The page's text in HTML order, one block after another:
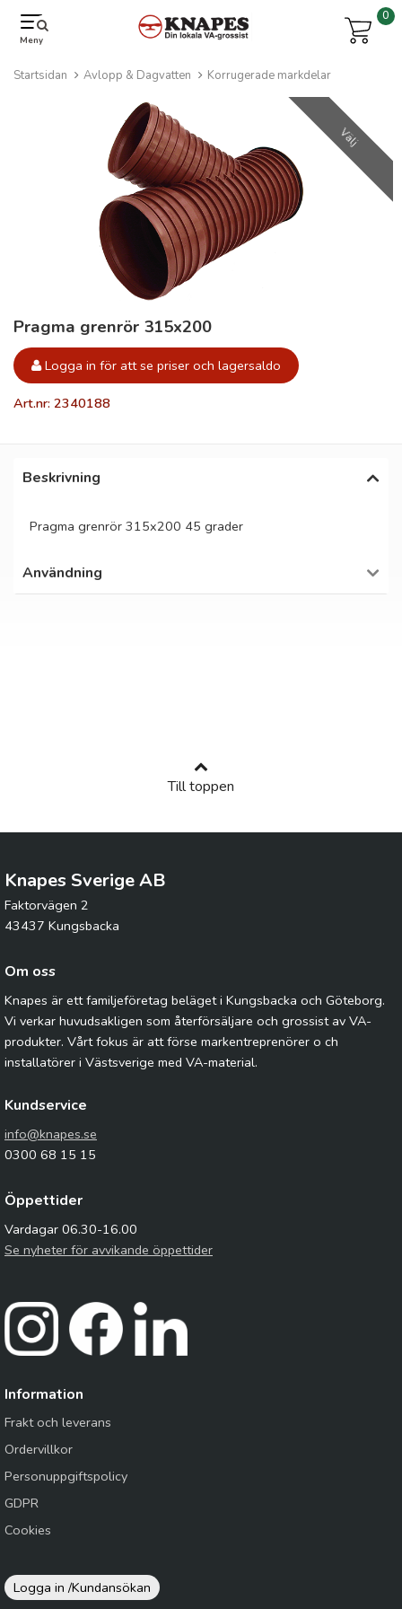
Meny
0
Startsidan Avlopp & Dagvatten Korrugerade markdelar
Välj
Pragma grenrör 315x200
Logga in för att se priser och lagersaldo
Art.nr: 2340188
Beskrivning
Pragma grenrör 315x200 45 grader
Användning
Till toppen
Knapes Sverige AB
Faktorvägen 2
43437 Kungsbacka
Om oss
Knapes är ett familjeföretag beläget i Kungsbacka och Göteborg.
Vi verkar huvudsakligen som återförsäljare och grossist av VA-
produkter. Vårt fokus är att förse markentreprenörer o ch
installatörer i Västsverige med VA-material.
Kundservice
info@knapes.se
0300 68 15 15
Öppettider
Vardagar 06.30-16.00
Se nyheter för avvikande öppettider
Information
Frakt och leverans
Ordervillkor
Personuppgiftspolicy
GDPR
Cookies
Logga in /Kundansökan